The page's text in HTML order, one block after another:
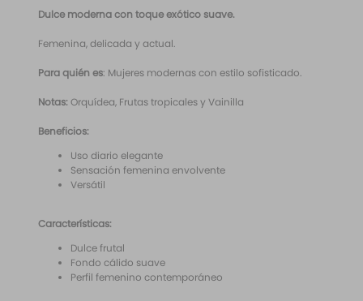
Dulce moderna con toque exótico suave.
Femenina, delicada y actual.
Para quién es: Mujeres modernas con estilo sofisticado.
Notas: Orquídea, Frutas tropicales y Vainilla
Beneficios:
Uso diario elegante
Sensación femenina envolvente
Versátil
Características:
Dulce frutal
Fondo cálido suave
Perfil femenino contemporáneo
10
difusor